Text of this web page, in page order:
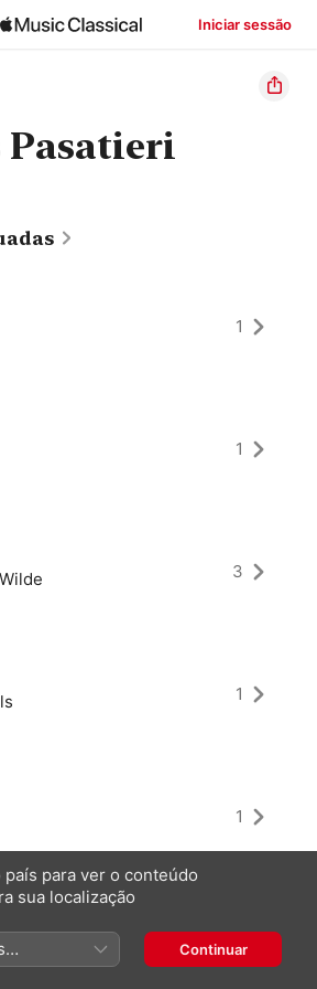
Iniciar sessão
Pasatieri
1
1
3
1
1
país para ver o conteúdo
sua localização
Continuar